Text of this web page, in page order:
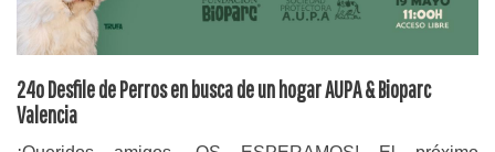
24o Desfile de Perros en busca de un hogar AUPA & Bioparc
Valencia